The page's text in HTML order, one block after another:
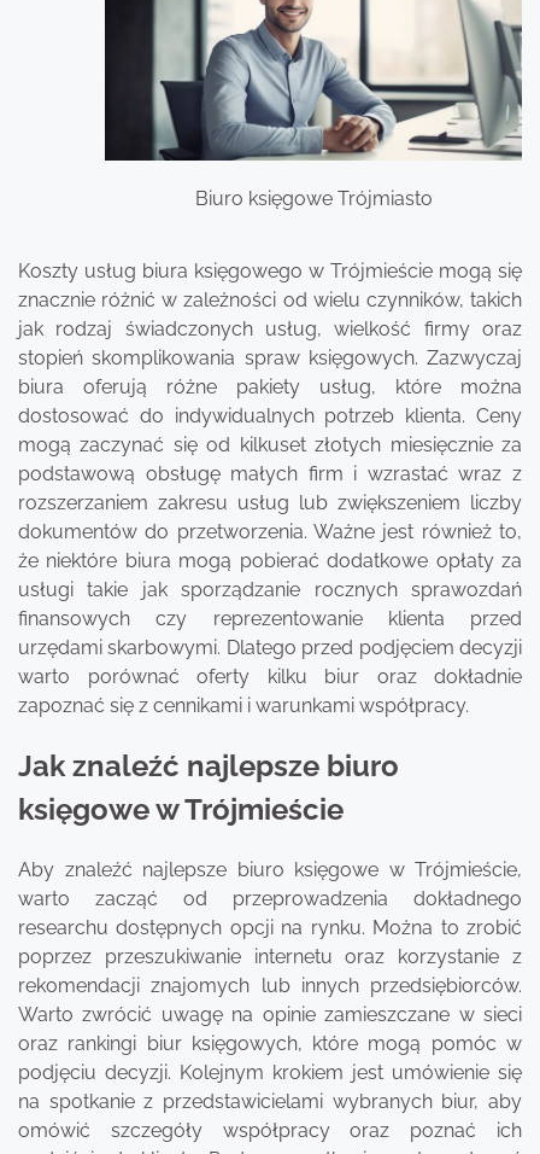
Biuro księgowe Trójmiasto
Koszty usług biura księgowego w Trójmieście mogą się
znacznie różnić w zależności od wielu czynników, takich
jak rodzaj świadczonych usług, wielkość firmy oraz
stopień skomplikowania spraw księgowych. Zazwyczaj
biura oferują różne pakiety usług, które można
dostosować do indywidualnych potrzeb klienta. Ceny
mogą zaczynać się od kilkuset złotych miesięcznie za
podstawową obsługę małych firm i wzrastać wraz z
rozszerzaniem zakresu usług lub zwiększeniem liczby
dokumentów do przetworzenia. Ważne jest również to,
że niektóre biura mogą pobierać dodatkowe opłaty za
usługi takie jak sporządzanie rocznych sprawozdań
finansowych czy reprezentowanie klienta przed
urzędami skarbowymi. Dlatego przed podjęciem decyzji
warto porównać oferty kilku biur oraz dokładnie
zapoznać się z cennikami i warunkami współpracy.
Jak znaleźć najlepsze biuro
księgowe w Trójmieście
Aby znaleźć najlepsze biuro księgowe w Trójmieście,
warto zacząć od przeprowadzenia dokładnego
researchu dostępnych opcji na rynku. Można to zrobić
poprzez przeszukiwanie internetu oraz korzystanie z
rekomendacji znajomych lub innych przedsiębiorców.
Warto zwrócić uwagę na opinie zamieszczane w sieci
oraz rankingi biur księgowych, które mogą pomóc w
podjęciu decyzji. Kolejnym krokiem jest umówienie się
na spotkanie z przedstawicielami wybranych biur, aby
omówić szczegóły współpracy oraz poznać ich